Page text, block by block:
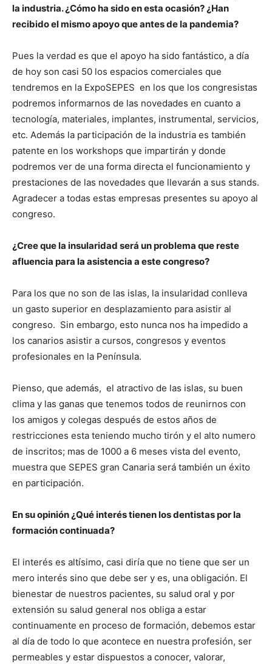
la industria. ¿Cómo ha sido en esta ocasión? ¿Han
recibido el mismo apoyo que antes de la pandemia?
Pues la verdad es que el apoyo ha sido fantástico, a día
de hoy son casi 50 los espacios comerciales que
tendremos en la ExpoSEPES en los que los congresistas
podremos informarnos de las novedades en cuanto a
tecnología, materiales, implantes, instrumental, servicios,
etc. Además la participación de la industria es también
patente en los workshops que impartirán y donde
podremos ver de una forma directa el funcionamiento y
prestaciones de las novedades que llevarán a sus stands.
Agradecer a todas estas empresas presentes su apoyo al
congreso.
¿Cree que la insularidad será un problema que reste
afluencia para la asistencia a este congreso?
Para los que no son de las islas, la insularidad conlleva
un gasto superior en desplazamiento para asistir al
congreso. Sin embargo, esto nunca nos ha impedido a
los canarios asistir a cursos, congresos y eventos
profesionales en la Península.
Pienso, que además, el atractivo de las islas, su buen
clima y las ganas que tenemos todos de reunirnos con
los amigos y colegas después de estos años de
restricciones esta teniendo mucho tirón y el alto numero
de inscritos; mas de 1000 a 6 meses vista del evento,
muestra que SEPES gran Canaria será también un éxito
en participación.
En su opinión ¿Qué interés tienen los dentistas por la
formación continuada?
El interés es altísimo, casi diría que no tiene que ser un
mero interés sino que debe ser y es, una obligación. El
bienestar de nuestros pacientes, su salud oral y por
extensión su salud general nos obliga a estar
continuamente en proceso de formación, debemos estar
al día de todo lo que acontece en nuestra profesión, ser
permeables y estar dispuestos a conocer, valorar,